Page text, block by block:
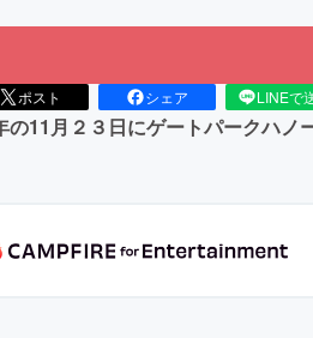
ポスト シェア LINEで
の11月２３日にゲートパークハノ